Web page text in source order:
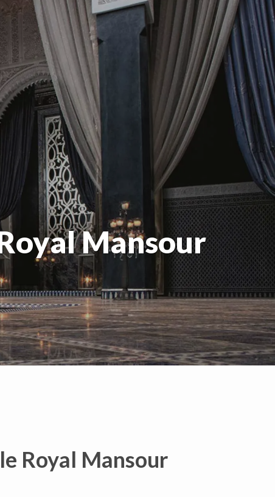
Mansour
Royal Mansour